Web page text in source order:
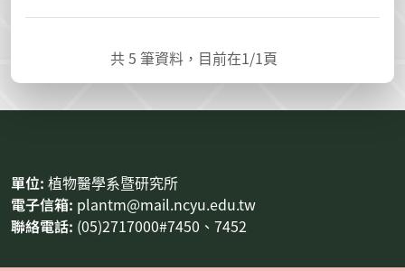
共5 筆資料，目前在1/1頁
單位: 植物醫學系暨研究所
電子信箱: plantm@mail.ncyu.edu.tw
聯絡電話: (05)2717000#7450、7452